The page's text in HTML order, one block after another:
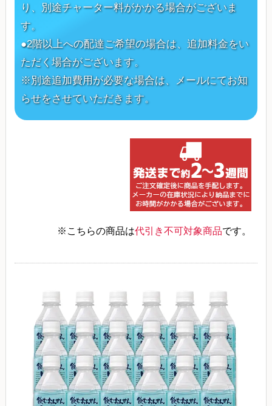
り、別途チャーター料がかかる場合がございま
す。
●2階以上への配達ご希望の場合は、追加料金をい
ただく場合がございます。
※別途追加費用が必要な場合は、メールにてお知
らせをさせていただきます。
※こちらの商品は代引き不可対象商品です。